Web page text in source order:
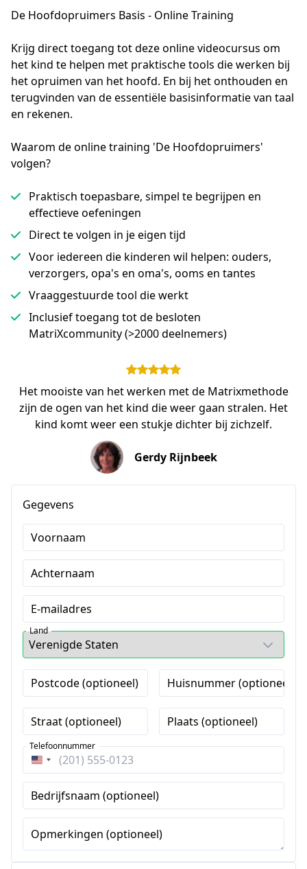
De Hoofdopruimers Basis - Online Training
Krijg direct toegang tot deze online videocursus om
het kind te helpen met praktische tools die werken bij
het opruimen van het hoofd. En bij het onthouden en
terugvinden van de essentiële basisinformatie van taal
en rekenen.
Waarom de online training 'De Hoofdopruimers'
volgen?
Praktisch toepasbare, simpel te begrijpen en
effectieve oefeningen
Direct te volgen in je eigen tijd
Voor iedereen die kinderen wil helpen: ouders,
verzorgers, opa's en oma's, ooms en tantes
Vraaggestuurde tool die werkt
Inclusief toegang tot de besloten
MatriXcommunity (>2000 deelnemers)
Het mooiste van het werken met de Matrixmethode
zijn de ogen van het kind die weer gaan stralen. Het
kind komt weer een stukje dichter bij zichzelf.
Gerdy Rijnbeek
Gegevens
Voornaam
Achternaam
E-mailadres
Land
Postcode (optioneel) Huisnummer (optioneel)
Straat (optioneel) Plaats (optioneel)
Verenigde
Staten
+1
Telefoonnummer
Bedrijfsnaam (optioneel)
Opmerkingen (optioneel)